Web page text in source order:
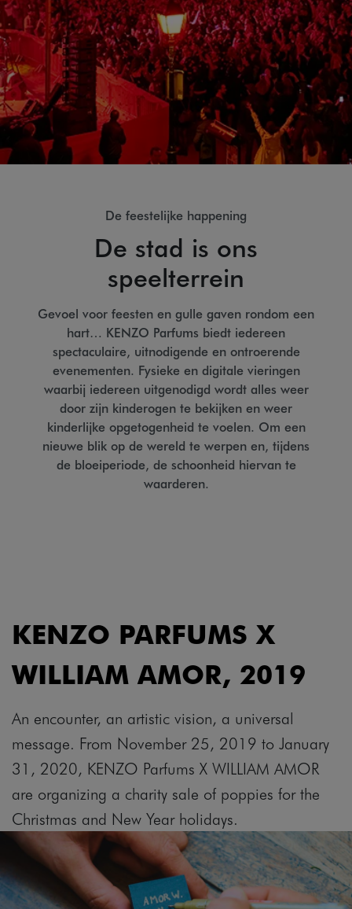
De feestelijke happening
De stad is ons
speelterrein
Gevoel voor feesten en gulle gaven rondom een
hart… KENZO Parfums biedt iedereen
spectaculaire, uitnodigende en ontroerende
evenementen. Fysieke en digitale vieringen
waarbij iedereen uitgenodigd wordt alles weer
door zijn kinderogen te bekijken en weer
kinderlijke opgetogenheid te voelen. Om een
nieuwe blik op de wereld te werpen en, tijdens
de bloeiperiode, de schoonheid hiervan te
waarderen.
KENZO PARFUMS X
WILLIAM AMOR, 2019
An encounter, an artistic vision, a universal
message. From November 25, 2019 to January
31, 2020, KENZO Parfums X WILLIAM AMOR
are organizing a charity sale of poppies for the
Christmas and New Year holidays.